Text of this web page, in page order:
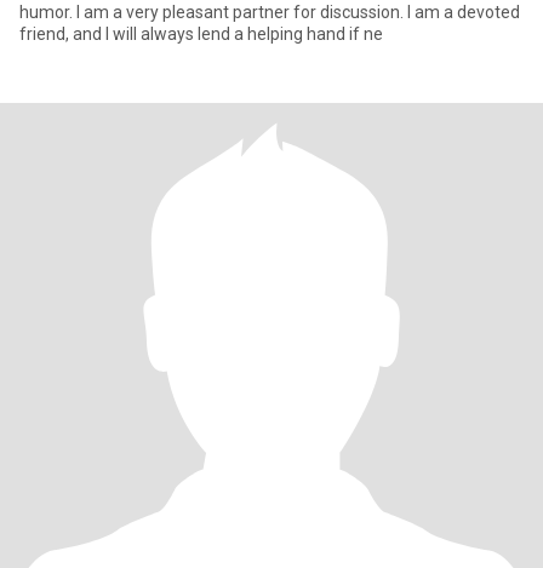
humor. I am a very pleasant partner for discussion. I am a devoted
friend, and I will always lend a helping hand if ne